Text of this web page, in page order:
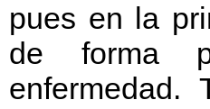
pues en la
de forma
enfermedad.